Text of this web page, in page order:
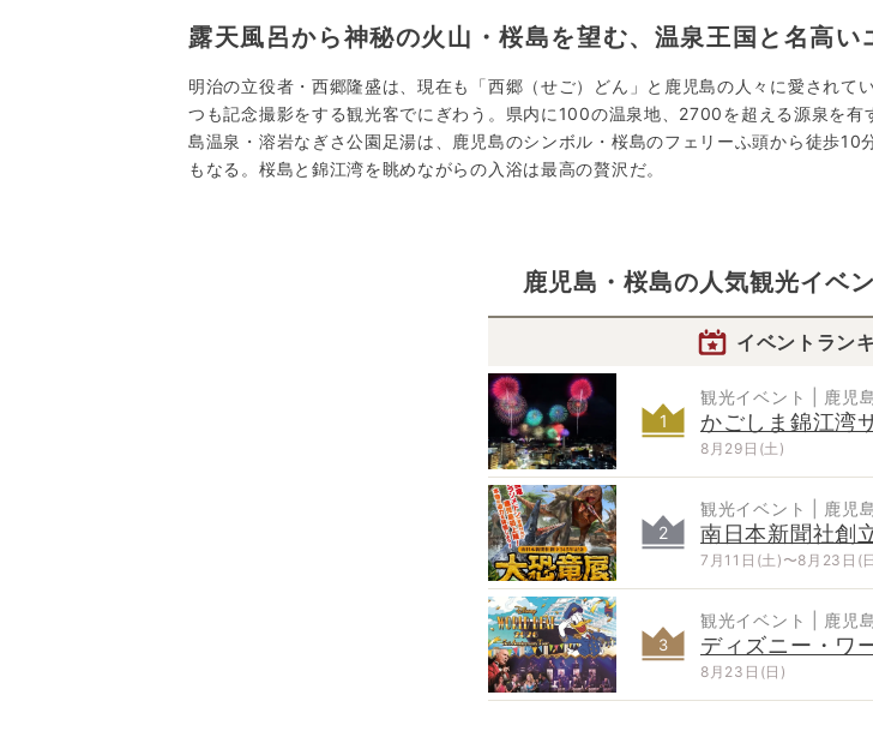
露天風呂から神秘の火山・桜島を望む、温泉王国と名高い
明治の立役者・西郷隆盛は、現在も「西郷（せご）どん」と鹿児島の人々に愛され
つも記念撮影をする観光客でにぎわう。県内に100の温泉地、2700を超える源泉を
島温泉・溶岩なぎさ公園足湯は、鹿児島のシンボル・桜島のフェリーふ頭から徒歩
もなる。桜島と錦江湾を眺めながらの入浴は最高の贅沢だ。
鹿児島・桜島の人気観光イベ
イベントラン
1
観光イベント | 鹿児
かごしま錦江湾
8月29日(土)
2
観光イベント | 鹿児
南日本新聞社創
2026
7月11日(土)〜8月23日(
3
観光イベント | 鹿児
ディズニー・ワ
8月23日(日)